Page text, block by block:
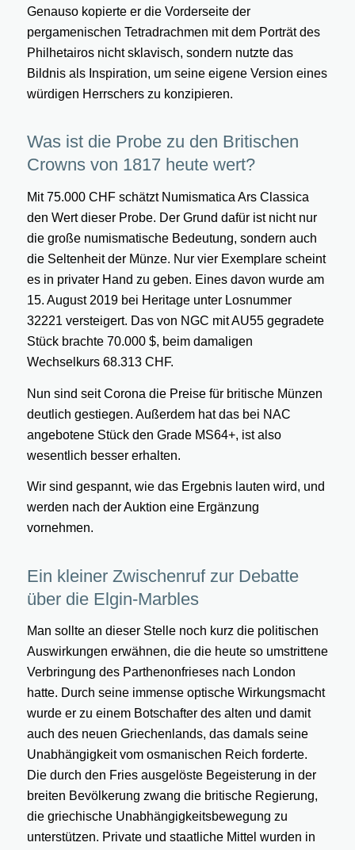
Genauso kopierte er die Vorderseite der
pergamenischen Tetradrachmen mit dem Porträt des
Philhetairos nicht sklavisch, sondern nutzte das
Bildnis als Inspiration, um seine eigene Version eines
würdigen Herrschers zu konzipieren.
Was ist die Probe zu den Britischen
Crowns von 1817 heute wert?
Mit 75.000 CHF schätzt Numismatica Ars Classica
den Wert dieser Probe. Der Grund dafür ist nicht nur
die große numismatische Bedeutung, sondern auch
die Seltenheit der Münze. Nur vier Exemplare scheint
es in privater Hand zu geben. Eines davon wurde am
15. August 2019 bei Heritage unter Losnummer
32221 versteigert. Das von NGC mit AU55 gegradete
Stück brachte 70.000 $, beim damaligen
Wechselkurs 68.313 CHF.
Nun sind seit Corona die Preise für britische Münzen
deutlich gestiegen. Außerdem hat das bei NAC
angebotene Stück den Grade MS64+, ist also
wesentlich besser erhalten.
Wir sind gespannt, wie das Ergebnis lauten wird, und
werden nach der Auktion eine Ergänzung
vornehmen.
Ein kleiner Zwischenruf zur Debatte
über die Elgin-Marbles
Man sollte an dieser Stelle noch kurz die politischen
Auswirkungen erwähnen, die die heute so umstrittene
Verbringung des Parthenonfrieses nach London
hatte. Durch seine immense optische Wirkungsmacht
wurde er zu einem Botschafter des alten und damit
auch des neuen Griechenlands, das damals seine
Unabhängigkeit vom osmanischen Reich forderte.
Die durch den Fries ausgelöste Begeisterung in der
breiten Bevölkerung zwang die britische Regierung,
die griechische Unabhängigkeitsbewegung zu
unterstützen. Private und staatliche Mittel wurden in